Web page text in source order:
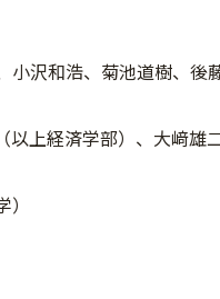
沢和浩、菊池道樹、後
上経済学部）、大﨑雄